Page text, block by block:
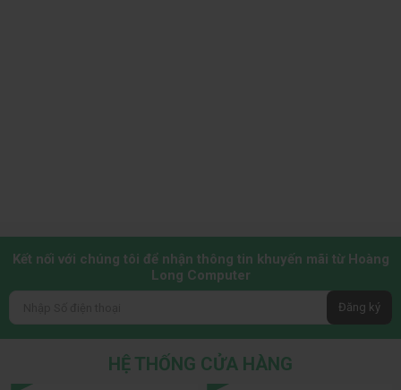
Kết nối với chúng tôi để nhận thông tin khuyến mãi từ Hoàng
Long Computer
Đăng ký
HỆ THỐNG CỬA HÀNG